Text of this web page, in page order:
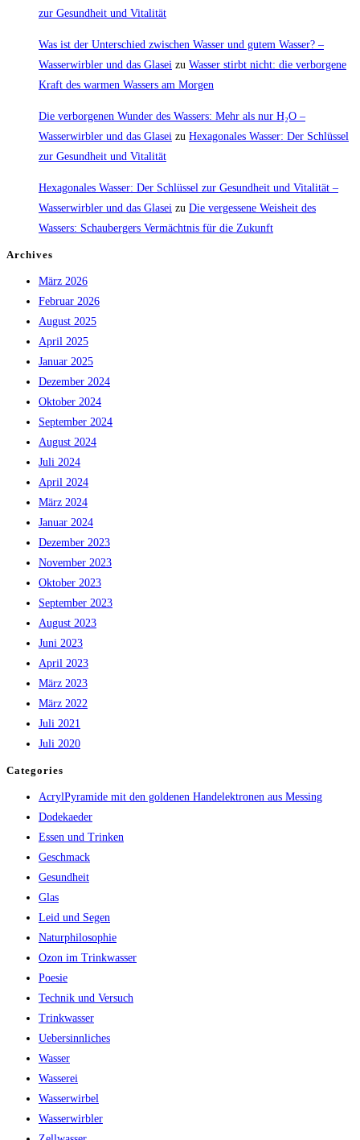
zur Gesundheit und Vitalität
Was ist der Unterschied zwischen Wasser und gutem Wasser? –
Wasserwirbler und das Glasei zu Wasser stirbt nicht: die verborgene
Kraft des warmen Wassers am Morgen
Die verborgenen Wunder des Wassers: Mehr als nur H₂O –
Wasserwirbler und das Glasei zu Hexagonales Wasser: Der Schlüssel
zur Gesundheit und Vitalität
Hexagonales Wasser: Der Schlüssel zur Gesundheit und Vitalität –
Wasserwirbler und das Glasei zu Die vergessene Weisheit des
Wassers: Schaubergers Vermächtnis für die Zukunft
Archives
März 2026
Februar 2026
August 2025
April 2025
Januar 2025
Dezember 2024
Oktober 2024
September 2024
August 2024
Juli 2024
April 2024
März 2024
Januar 2024
Dezember 2023
November 2023
Oktober 2023
September 2023
August 2023
Juni 2023
April 2023
März 2023
März 2022
Juli 2021
Juli 2020
Categories
AcrylPyramide mit den goldenen Handelektronen aus Messing
Dodekaeder
Essen und Trinken
Geschmack
Gesundheit
Glas
Leid und Segen
Naturphilosophie
Ozon im Trinkwasser
Poesie
Technik und Versuch
Trinkwasser
Uebersinnliches
Wasser
Wasserei
Wasserwirbel
Wasserwirbler